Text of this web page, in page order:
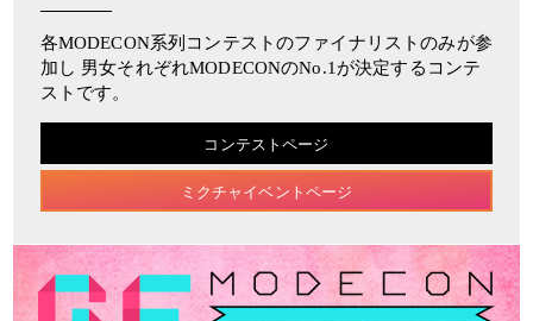
各MODECON系列コンテストのファイナリストのみが参
加し 男女それぞれMODECONのNo.1が決定するコンテ
ストです。
コンテストページ
ミクチャイベントページ